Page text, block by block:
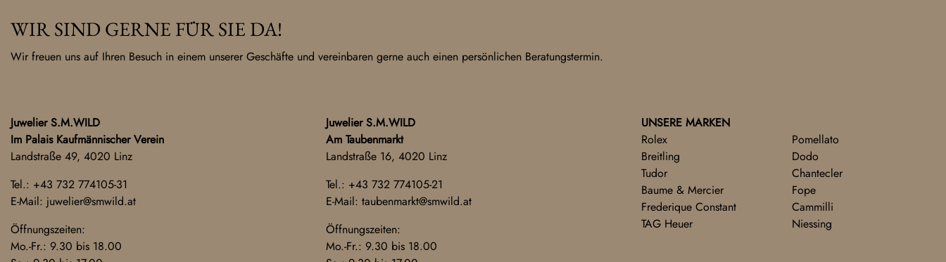
WIR SIND GERNE FÜR SIE DA!
Wir freuen uns auf Ihren Besuch in einem unserer Geschäfte und vereinbaren gerne auch einen persönlichen Beratungstermin.
Juwelier S.M.WILD
Im Palais Kaufmännischer Verein
Landstraße 49, 4020 Linz
Tel.: +43 732 774105-31
E-Mail: juwelier@smwild.at
Öffnungszeiten:
Mo.-Fr.: 9.30 bis 18.00
Juwelier S.M.WILD
Am Taubenmarkt
Landstraße 16, 4020 Linz
Tel.: +43 732 774105-21
E-Mail: taubenmarkt@smwild.at
Öffnungszeiten:
Mo.-Fr.: 9.30 bis 18.00
UNSERE MARKEN
Rolex
Breitling
Tudor
Baume & Mercier
Frederique Constant
TAG Heuer
Pomellato
Dodo
Chantecler
Fope
Cammilli
Niessing